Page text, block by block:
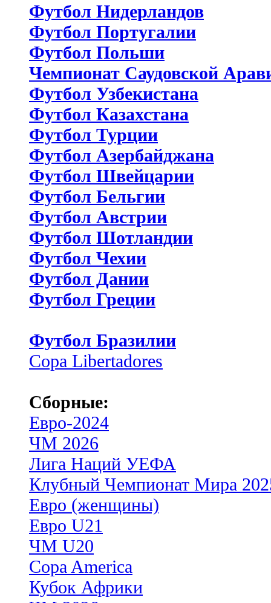
Футбол Нидерландов
Футбол Португалии
Футбол Польши
Чемпионат Саудовской
Футбол Узбекистана
Футбол Казахстана
Футбол Турции
Футбол Азербайджана
Футбол Швейцарии
Футбол Бельгии
Футбол Австрии
Футбол Шотландии
Футбол Чехии
Футбол Дании
Футбол Греции
Футбол Бразилии
Copa Libertadores
Сборные:
Евро-2024
ЧМ 2026
Лига Наций УЕФА
Клубный Чемпионат Мира
Евро (женщины)
Евро U21
ЧМ U20
Copa America
Кубок Африки